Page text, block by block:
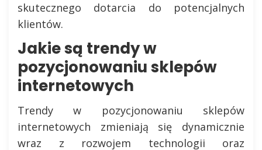
skutecznego dotarcia do potencjalnych
klientów.
Jakie są trendy w
pozycjonowaniu sklepów
internetowych
Trendy w pozycjonowaniu sklepów
internetowych zmieniają się dynamicznie
wraz z rozwojem technologii oraz